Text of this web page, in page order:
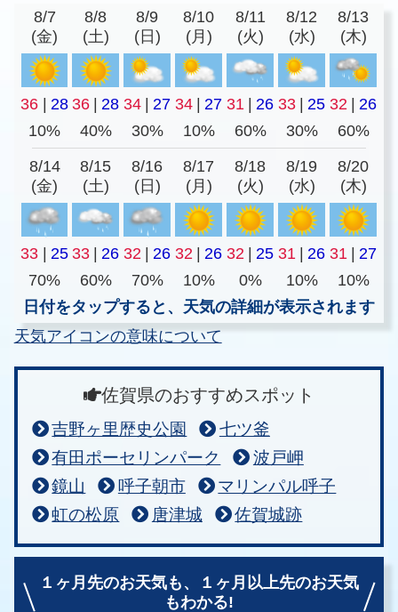
8/7
(金)
8/8
(土)
8/9
(日)
8/10
(月)
8/11
(火)
8/12
(水)
8/13
(木)
36 | 28 36 | 28 34 | 27 34 | 27 31 | 26 33 | 25 32 | 26
10%
40% 30% 10% 60% 30% 60%
8/14
(金)
8/15
(土)
8/16
(日)
8/17
(月)
8/18
(火)
8/19
(水)
8/20
(木)
33 | 25 33 | 26 32 | 26 32 | 26 32 | 25 31 | 26 31 | 27
70%
60% 70% 10% 0% 10%
10%
日付をタップすると、天気の詳細が表示されます
天気アイコンの意味について
佐賀県のおすすめスポット
吉野ヶ里歴史公園
七ツ釜
有田ポーセリンパーク
波戸岬
鏡山
呼子朝市
マリンパル呼子
虹の松原
唐津城 佐賀城跡
１ヶ月先のお天気も、
１ヶ月以上先のお天気
もわかる!